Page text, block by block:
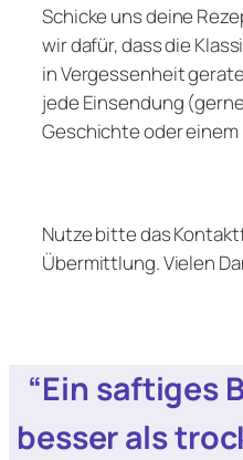
Schicke uns deine
wir dafür, dass die
in Vergessenheit
jede Einsendung
Geschichte oder einem
Nutze bitte das
Übermittlung. Vielen
“Ein saftiges
besser als